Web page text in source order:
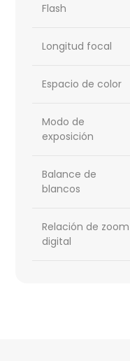
Flash
Longitud focal
Espacio de color
Modo de
exposición
Balance de
blancos
Relación de zoom
digital